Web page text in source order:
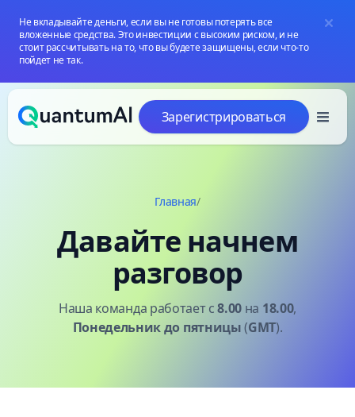
Не вкладывайте деньги, если вы не готовы потерять все
вложенные средства. Это инвестиции с высоким риском, и не
стоит рассчитывать на то, что вы будете защищены, если что-то
пойдет не так.
Перейти к содержанию
Зарегистрироваться
Главная/
Давайте начнем
разговор
Наша команда работает с8.00 на 18.00,
Понедельникдо пятницы(GMT).